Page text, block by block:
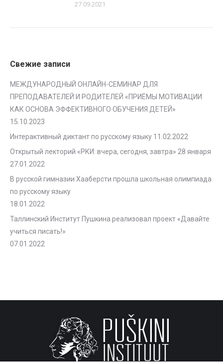
27.09.2021
Свежие записи
МЕЖДУНАРОДНЫЙ ОНЛАЙН-СЕМИНАР ДЛЯ
ПРЕПОДАВАТЕЛЕЙ И РОДИТЕЛЕЙ «ПРИЁМЫ МОТИВАЦИИ
КАК ОСНОВА ЭФФЕКТИВНОГО ОБУЧЕНИЯ ДЕТЕЙ»
15.10.2023
Интерактивный диктант по русскому языку 11.02.2022
Открытый лекторий «РКИ: вчера, сегодня, завтра» 28 января
27.01.2022
В русской гимназии Хааберсти прошла школьная олимпиада
по русскому языку
18.01.2022
Таллинский Институт Пушкина реализовал проект «Давайте
учиться писать!»
07.01.2022